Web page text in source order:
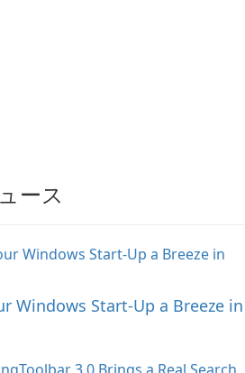
ース
Windows Start-Up a Breeze in